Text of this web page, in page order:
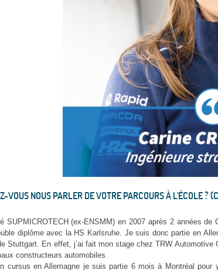
VOUS NOUS PARLER DE VOTRE PARCOURS À L'ÉCOLE ?
SUPMICROTECH (ex-ENSMM) en 2007 après 2 années
diplôme avec la HS Karlsruhe. Je suis donc partie en
Stuttgart. En effet, j’ai fait mon stage chez TRW
constructeurs automobiles.
cursus en Allemagne je suis partie 6 mois à Montréal